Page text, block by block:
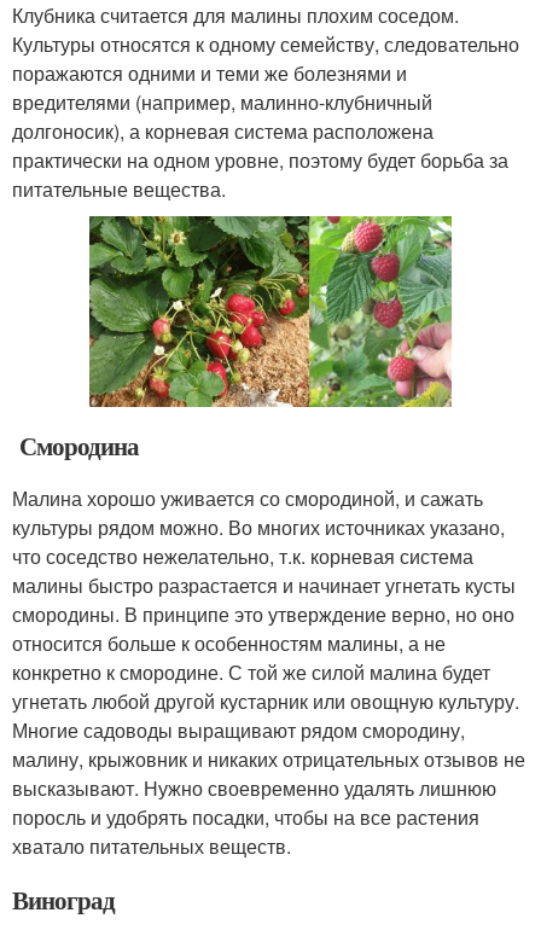
Клубника считается для малины плохим соседом.
Культуры относятся к одному семейству, следовательно
поражаются одними и теми же болезнями и
вредителями (например, малинно-клубничный
долгоносик), а корневая система расположена
практически на одном уровне, поэтому будет борьба за
питательные вещества.
Смородина
Малина хорошо уживается со смородиной, и сажать
культуры рядом можно. Во многих источниках указано,
что соседство нежелательно, т.к. корневая система
малины быстро разрастается и начинает угнетать кусты
смородины. В принципе это утверждение верно, но оно
относится больше к особенностям малины, а не
конкретно к смородине. С той же силой малина будет
угнетать любой другой кустарник или овощную культуру.
Многие садоводы выращивают рядом смородину,
малину, крыжовник и никаких отрицательных отзывов не
высказывают. Нужно своевременно удалять лишнюю
поросль и удобрять посадки, чтобы на все растения
хватало питательных веществ.
Виноград